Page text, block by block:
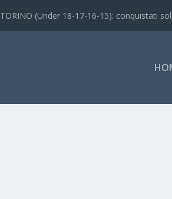
TORINO (Under 18-17-16-15): conquistati